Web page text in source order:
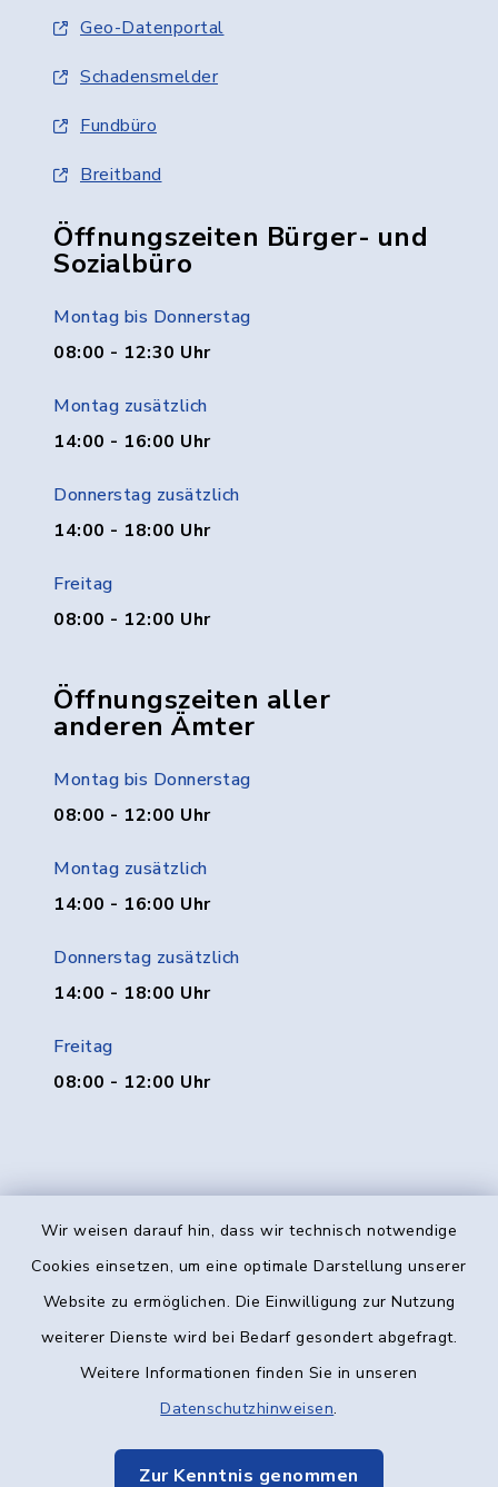
Wir weisen darauf hin, dass wir technisch notwendige
Cookies einsetzen, um eine optimale Darstellung unserer
Website zu ermöglichen. Die Einwilligung zur Nutzung
weiterer Dienste wird bei Bedarf gesondert abgefragt.
Weitere Informationen finden Sie in unseren
Datenschutzhinweisen.
Zur Kenntnis genommen
Geo-Datenportal
Schadensmelder
Fundbüro
Breitband
Öffnungszeiten Bürger- und
Sozialbüro
Montag bis Donnerstag
08:00 - 12:30 Uhr
Montag zusätzlich
14:00 - 16:00 Uhr
Donnerstag zusätzlich
14:00 - 18:00 Uhr
Freitag
08:00 - 12:00 Uhr
Öffnungszeiten aller
anderen Ämter
Montag bis Donnerstag
08:00 - 12:00 Uhr
Montag zusätzlich
14:00 - 16:00 Uhr
Donnerstag zusätzlich
14:00 - 18:00 Uhr
Freitag
08:00 - 12:00 Uhr
Kontakt
Datenschutz